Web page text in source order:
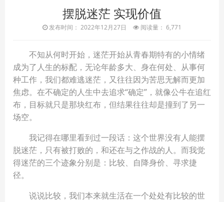
摆脱迷茫 实现价值
发布时间： 2022年12月27日 阅读量： 6,771
不知从何时开始，迷茫开始从青春期特有的小情绪
成为了人生的标配，无论年龄多大、身在何处、从事何
种工作，我们都难逃迷茫，又往往因为苦思无解而更加
焦虑。在不确定的人生中去追求“确定”，就像公牛在追红
布，目标就只是那块红布，但结果往往却是撞到了另一
场空。
我记得在哪里看到过一段话：这个世界没有人能摆
脱迷茫，只有被打败的，和还在与之作战的人。而我觉
得迷茫的三个迹象分别是：比较、自降身价、寻求捷
径。
说说比较，我们本来就生活在一个处处有比较的世